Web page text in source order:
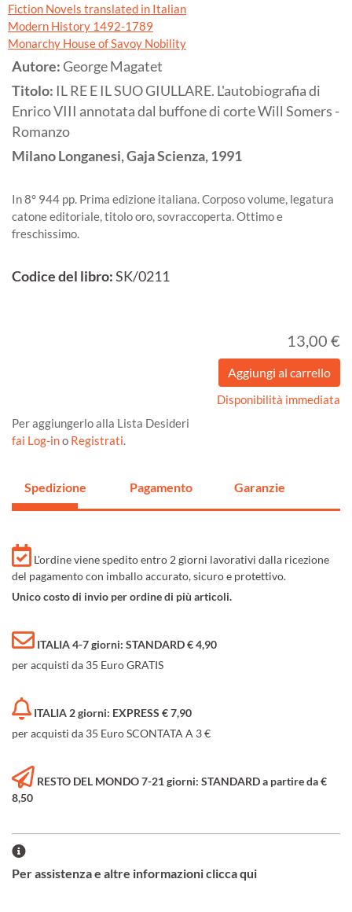
Fiction Novels translated in Italian
Modern History 1492-1789
Monarchy House of Savoy Nobility
Autore:George Magatet
Titolo: IL RE E IL SUO GIULLARE. L'autobiografia di
Enrico VIII annotata dal buffone di corte Will Somers -
Romanzo
MilanoLonganesi, Gaja Scienza,1991
In 8° 944 pp. Prima edizione italiana. Corposo volume, legatura
catone editoriale, titolo oro, sovraccoperta. Ottimo e
freschissimo.
Codice del libro:SK/0211
13,00 €
Disponibilità immediata
Per aggiungerlo alla Lista Desideri
fai Log-ino Registrati.
Spedizione Pagamento Garanzie
L'ordine viene spedito entro 2 giorni lavorativi dalla ricezione
del pagamento con imballo accurato, sicuro e protettivo.
Unico costo di invio per ordine di più articoli.
ITALIA 4-7 giorni: STANDARD € 4,90
per acquisti da 35 Euro GRATIS
ITALIA 2 giorni: EXPRESS € 7,90
per acquisti da 35 Euro SCONTATA A 3 €
RESTO DEL MONDO 7-21 giorni: STANDARD a partire da €
8,50
Per assistenza e altre informazioni clicca qui